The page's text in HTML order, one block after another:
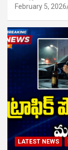
February 5, 2026
LATEST NEWS